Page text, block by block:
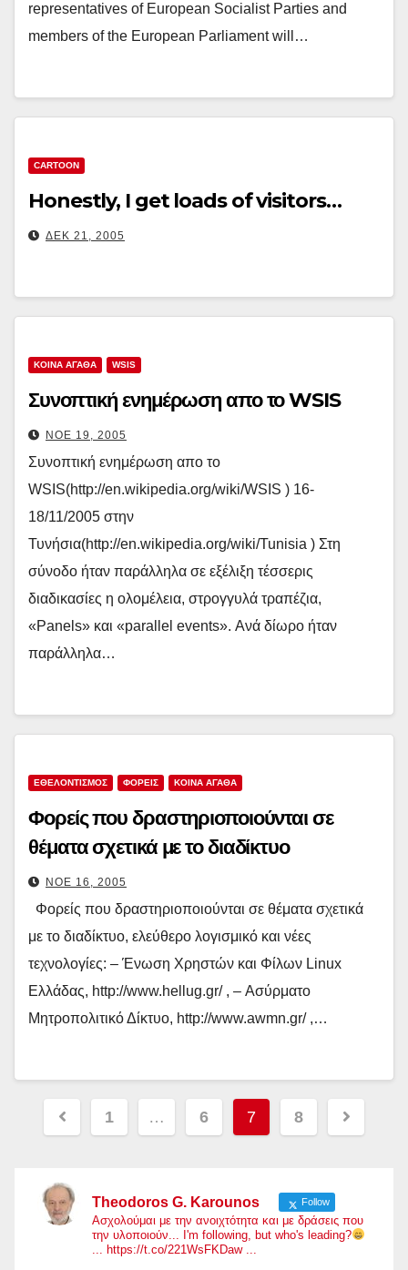
representatives of European Socialist Parties and
members of the European Parliament will…
CARTOON
Honestly, I get loads of visitors…
ΔΕΚ 21, 2005
ΚΟΙΝΑ ΑΓΑΘΑ WSIS
Συνοπτική ενημέρωση απο το WSIS
ΝΟΈ 19, 2005
Συνοπτική ενημέρωση απο το
WSIS(http://en.wikipedia.org/wiki/WSIS ) 16-
18/11/2005 στην
Τυνήσια(http://en.wikipedia.org/wiki/Tunisia ) Στη
σύνοδο ήταν παράλληλα σε εξέλιξη τέσσερις
διαδικασίες η ολομέλεια, στρογγυλά τραπέζια,
«Panels» και «parallel events». Ανά δίωρο ήταν
παράλληλα…
ΕΘΕΛΟΝΤΙΣΜΟΣ ΦΟΡΕΙΣ ΚΟΙΝΑ ΑΓΑΘΑ
Φορείς που δραστηριοποιούνται σε
θέματα σχετικά με το διαδίκτυο
ΝΟΈ 16, 2005
Φορείς που δραστηριοποιούνται σε θέματα σχετικά
με το διαδίκτυο, ελεύθερο λογισμικό και νέες
τεχνολογίες: – Ένωση Χρηστών και Φίλων Linux
Ελλάδας, http://www.hellug.gr/ , – Ασύρματο
Μητροπολιτικό Δίκτυο, http://www.awmn.gr/ ,…
Σελιδοποίηση
1 … 6 7 8
Theodoros G. Karounos Follow
Ασχολούμαι με την ανοιχτότητα και με δράσεις που
την υλοποιούν... I'm following, but who's leading?
... https://t.co/221WsFKDaw ...